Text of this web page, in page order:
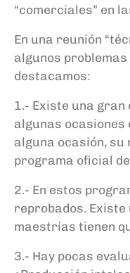
“comerciales” en
En una reunión
algunos
destacamos:
1.- Existe una
algunas ocasiones
alguna ocasión, su
programa oficial
2.- En estos
reprobados. Existe
maestrías tienen
3.- Hay pocas